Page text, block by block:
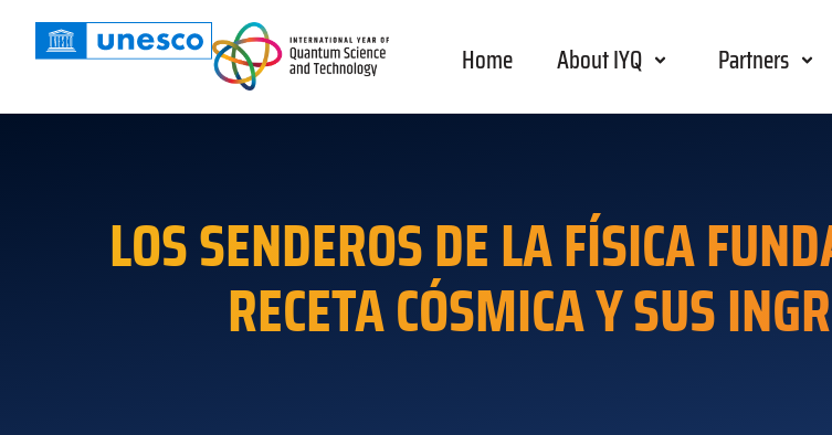
Home About IYQ Partners
LOS SENDEROS DE LA FÍSICA
RECETA CÓSMICA Y SUS